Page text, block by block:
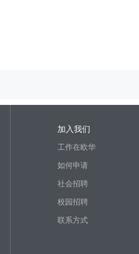
加入我们
工作在欧华
如何申请
社会招聘
校园招聘
联系方式